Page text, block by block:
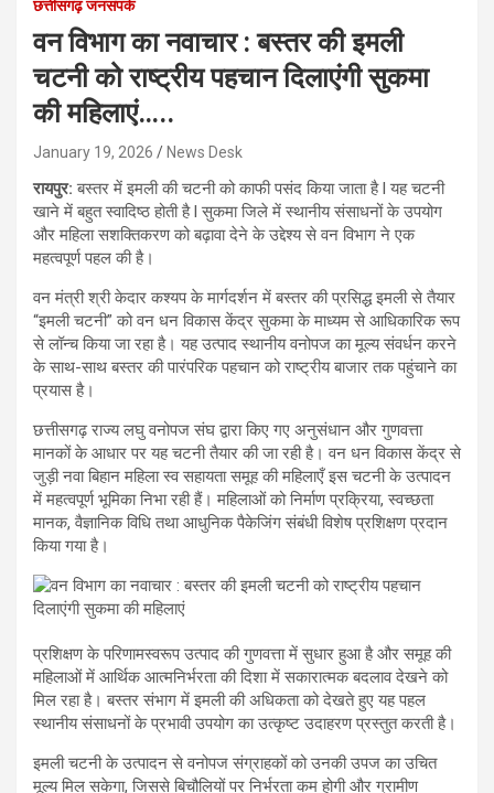
छत्तीसगढ़ जनसंपर्क
वन विभाग का नवाचार : बस्तर की इमली
चटनी को राष्ट्रीय पहचान दिलाएंगी सुकमा
की महिलाएं…..
January 19, 2026 News Desk
रायपुर:बस्तर में इमली की चटनी को काफी पसंद किया जाता है l यह चटनी
खाने में बहुत स्वादिष्ठ होती है l सुकमा जिले में स्थानीय संसाधनों के उपयोग
और महिला सशक्तिकरण को बढ़ावा देने के उद्देश्य से वन विभाग ने एक
महत्वपूर्ण पहल की है।
वन मंत्री श्री केदार कश्यप के मार्गदर्शन में बस्तर की प्रसिद्ध इमली से तैयार
“इमली चटनी” को वन धन विकास केंद्र सुकमा के माध्यम से आधिकारिक रूप
से लॉन्च किया जा रहा है। यह उत्पाद स्थानीय वनोपज का मूल्य संवर्धन करने
के साथ-साथ बस्तर की पारंपरिक पहचान को राष्ट्रीय बाजार तक पहुंचाने का
प्रयास है।
छत्तीसगढ़ राज्य लघु वनोपज संघ द्वारा किए गए अनुसंधान और गुणवत्ता
मानकों के आधार पर यह चटनी तैयार की जा रही है। वन धन विकास केंद्र से
जुड़ी नवा बिहान महिला स्व सहायता समूह की महिलाएँ इस चटनी के उत्पादन
में महत्वपूर्ण भूमिका निभा रही हैं। महिलाओं को निर्माण प्रक्रिया, स्वच्छता
मानक, वैज्ञानिक विधि तथा आधुनिक पैकेजिंग संबंधी विशेष प्रशिक्षण प्रदान
किया गया है।
प्रशिक्षण के परिणामस्वरूप उत्पाद की गुणवत्ता में सुधार हुआ है और समूह की
महिलाओं में आर्थिक आत्मनिर्भरता की दिशा में सकारात्मक बदलाव देखने को
मिल रहा है। बस्तर संभाग में इमली की अधिकता को देखते हुए यह पहल
स्थानीय संसाधनों के प्रभावी उपयोग का उत्कृष्ट उदाहरण प्रस्तुत करती है।
इमली चटनी के उत्पादन से वनोपज संग्राहकों को उनकी उपज का उचित
मूल्य मिल सकेगा, जिससे बिचौलियों पर निर्भरता कम होगी और ग्रामीण